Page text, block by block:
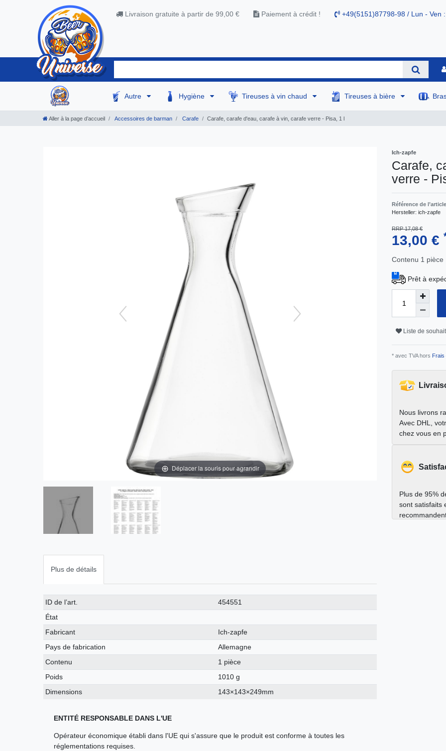
Livraison gratuite à partir de 99,00 € Paiement à crédit ! +49(5151)87798-98 / Lun - Ven
Autre Hygiène Tireuses à vin chaud Tireuses à bière
Aller à la page d’accueil Accessoires de barman Carafe Carafe, carafe d'eau, carafe à vin, carafe verre - Pisa, 1 l
Déplacer la souris pour agrandir
Plus de détails
Caractéristique
technique
Valeur
ID de l’art.
454551
État
Fabricant
Ich-zapfe
Pays de fabrication
Allemagne
Contenu
1 pièce
Poids
1010 g
Dimensions
143×143×249mm
ENTITÉ RESPONSABLE DANS L'UE
Opérateur économique établi dans l'UE qui s'assure que le produit est conforme à toutes les
réglementations requises.
Ich-zapfe
Carafe,
verre -
Référence de l’article
Hersteller: ich-zapfe
RRP 17,08 €
13,00 €
Contenu 1 pièce
Prêt à
Liste de
* avec TVA hors Frais
Nous livrons
Avec DHL,
chez vous en
Plus de 95%
sont satisfaits